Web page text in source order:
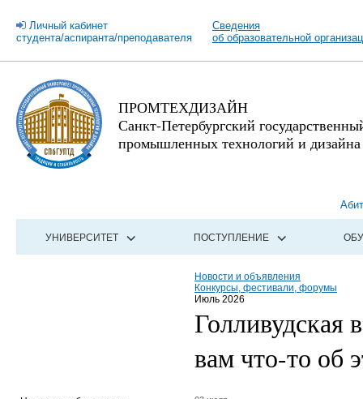
Личный кабинет
студента/аспиранта/преподавателя
Сведения
об образовательной
ПРОМТЕХДИЗАЙН
Санкт-Петербургский
промышленных технологий и дизайна
УНИВЕРСИТЕТ ПОСТУПЛЕНИЕ
Новости и объявления
Конкурсы, фестивали, форумы
Июль 2026
вам что-то об